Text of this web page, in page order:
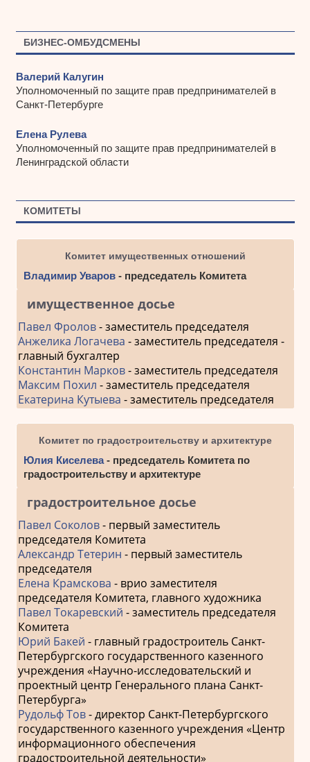
БИЗНЕС-ОМБУДСМЕНЫ
Валерий Калугин
Уполномоченный по защите прав предпринимателей в
Санкт-Петербурге
Елена Рулева
Уполномоченный по защите прав предпринимателей в
Ленинградской области
КОМИТЕТЫ
Комитет имущественных отношений
Владимир Уваров- председатель Комитета
имущественное досье
Павел Фролов- заместитель председателя
Анжелика Логачева - заместитель председателя -
главный бухгалтер
Константин Марков- заместитель председателя
Максим Похил - заместитель председателя
Екатерина Кутыева - заместитель председателя
Комитет по градостроительству и архитектуре
Юлия Киселева- председатель Комитета по
градостроительству и архитектуре
градостроительное досье
Павел Соколов- первый заместитель
председателя Комитета
Александр Тетерин - первый заместитель
председателя
Елена Крамскова - врио заместителя
председателя Комитета, главного художника
Павел Токаревский - заместитель председателя
Комитета
Юрий Бакей - главный градостроитель Санкт-
Петербургского государственного казенного
учреждения «Научно-исследовательский и
проектный центр Генерального плана Санкт-
Петербурга»
Рудольф Тов- директор Санкт-Петербургского
государственного казенного учреждения «Центр
информационного обеспечения
градостроительной деятельности»